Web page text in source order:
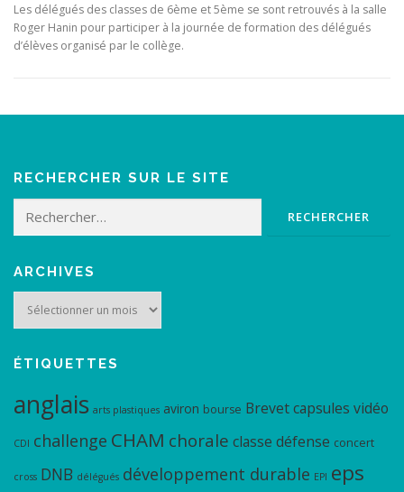
Les délégués des classes de 6ème et 5ème se sont retrouvés à la salle
Roger Hanin pour participer à la journée de formation des délégués
d’élèves organisé par le collège.
RECHERCHER SUR LE SITE
Rechercher :
ARCHIVES
Archives
ÉTIQUETTES
anglais arts plastiques aviron bourse Brevetcapsules vidéo
CDI challenge CHAM chorale classe défense concert
cross DNB délégués développement durable EPI eps